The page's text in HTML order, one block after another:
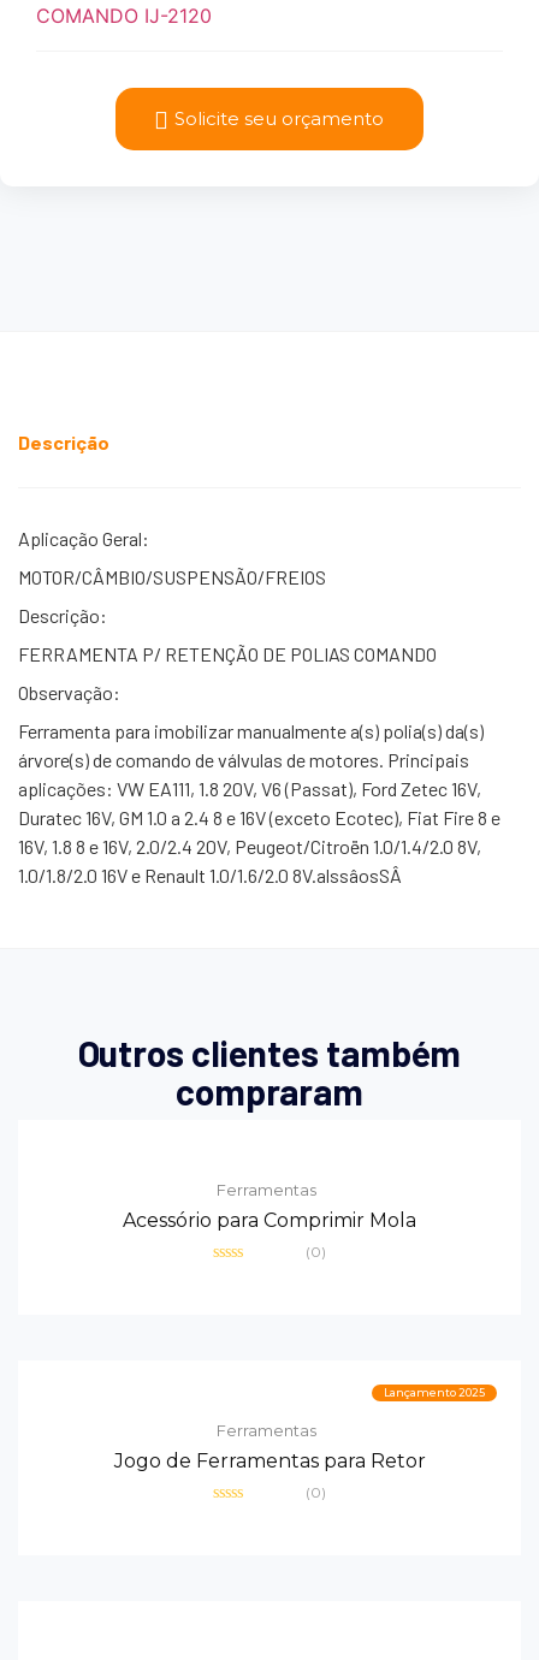
COMANDO IJ-2120
Solicite seu orçamento
Descrição
Aplicação Geral:
MOTOR/CÂMBIO/SUSPENSÃO/FREIOS
Descrição:
FERRAMENTA P/ RETENÇÃO DE POLIAS COMANDO
Observação:
Ferramenta para imobilizar manualmente a(s) polia(s) da(s)
árvore(s) de comando de válvulas de motores. Principais
aplicações: VW EA111, 1.8 20V, V6 (Passat), Ford Zetec 16V,
Duratec 16V, GM 1.0 a 2.4 8 e 16V (exceto Ecotec), Fiat Fire 8 e
16V, 1.8 8 e 16V, 2.0/2.4 20V, Peugeot/Citroën 1.0/1.4/2.0 8V,
1.0/1.8/2.0 16V e Renault 1.0/1.6/2.0 8V.alssâosSÂ
Outros clientes também
compraram
Ferramentas
Acessório para Comprimir Mola
(0)
Lançamento 2025
Ferramentas
Jogo de Ferramentas para Retor
(0)